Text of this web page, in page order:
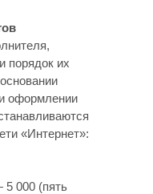
порядок их
оформлении
«Интернет»:
5 000 (пять